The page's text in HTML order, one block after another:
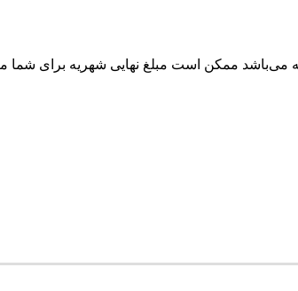
ممکن است مبلغ نهایی شهریه برای شما